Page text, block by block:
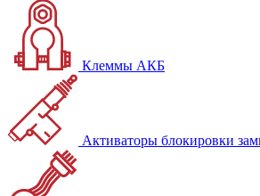
Клеммы АКБ
Активаторы блокировки